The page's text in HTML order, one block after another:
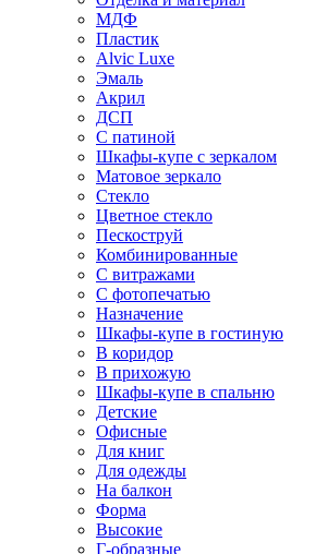
МДФ
Пластик
Alvic Luxe
Эмаль
Акрил
ДСП
С патиной
Шкафы-купе с зеркалом
Матовое зеркало
Стекло
Цветное стекло
Пескоструй
Комбинированные
С витражами
С фотопечатью
Назначение
Шкафы-купе в гостиную
В коридор
В прихожую
Шкафы-купе в спальню
Детские
Офисные
Для книг
Для одежды
На балкон
Форма
Высокие
Г-образные